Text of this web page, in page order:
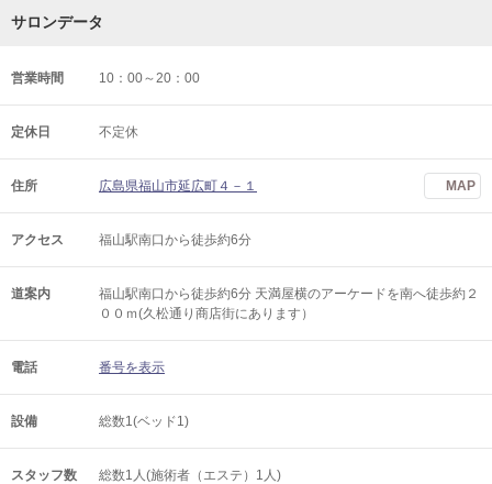
サロンデータ
営業時間 10：00～20：00
定休日 不定休
住所 広島県福山市延広町４－１ MAP
アクセス 福山駅南口から徒歩約6分
道案内
福山駅南口から徒歩約6分 天満屋横のアーケードを南へ徒歩約２
００ｍ(久松通り商店街にあります）
電話 番号を表示
設備 総数1(ベッド1)
スタッフ数 総数1人(施術者（エステ）1人)